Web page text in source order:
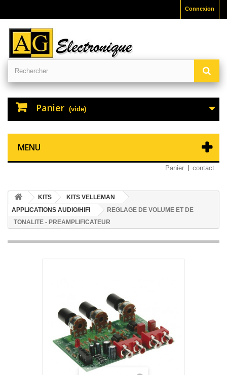
Connexion
Panier (vide)
MENU
Panier contact
KITS
KITS VELLEMAN
APPLICATIONS AUDIO/HIFI
REGLAGE DE VOLUME ET DE
TONALITE - PREAMPLIFICATEUR